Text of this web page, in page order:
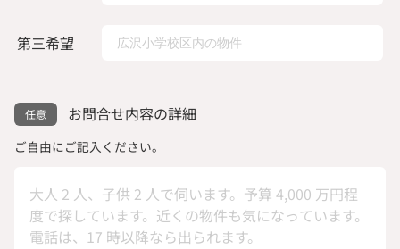
第三希望
お問合せ内容の詳細
ご自由にご記入ください。